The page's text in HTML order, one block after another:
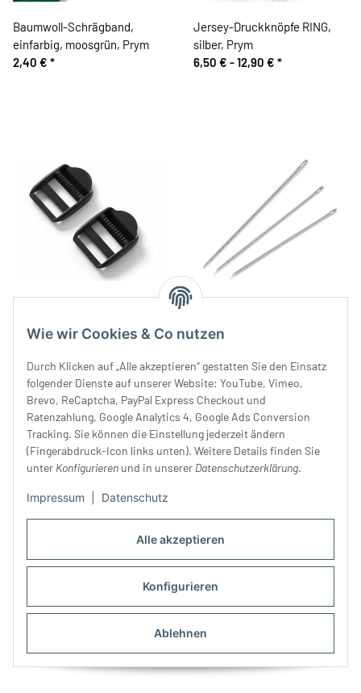
Alle akzeptieren
Konfigurieren
Ablehnen
Wie wir Cookies & Co nutzen
Durch Klicken auf „Alle akzeptieren“ gestatten Sie den Einsatz
folgender Dienste auf unserer Website: YouTube, Vimeo,
Brevo, ReCaptcha, PayPal Express Checkout und
Ratenzahlung, Google Analytics 4, Google Ads Conversion
Tracking. Sie können die Einstellung jederzeit ändern
(Fingerabdruck-Icon links unten). Weitere Details finden Sie
unter Konfigurieren und in unserer Datenschutzerklärung.
Impressum Datenschutz
Baumwoll-Schrägband,
einfarbig, moosgrün, Prym
2,40 € *
Jersey-Druckknöpfe RING,
silber, Prym
6,50 € -12,90 € *
mm, Prym
3,40 € - 4,30 €*
2,90 €
Kunststoff, 30 Stück, Prym
Kordel PARKA, 1,50 m,
schwarz-weiß